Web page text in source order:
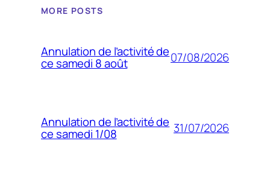
MORE POSTS
Annulation de l’activité de
ce samedi 8 août 07/08/2026
Annulation de l’activité de
ce samedi 1/08 31/07/2026